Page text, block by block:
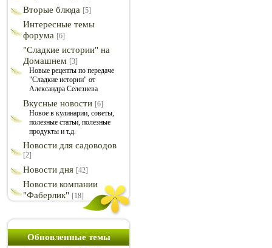
Вторые блюда [5]
Интересные темы
форума [6]
"Сладкие истории" на
Домашнем [3]
Новые рецепты по передаче
"Сладкие истории" от
Александра Селезнева
Вкусные новости [6]
Новое в кулинарии, советы,
полезные статьи, полезные
продукты и т.д.
Новости для садоводов
[2]
Новости дня [42]
Новости компании
"Фаберлик" [18]
Обновленные темы